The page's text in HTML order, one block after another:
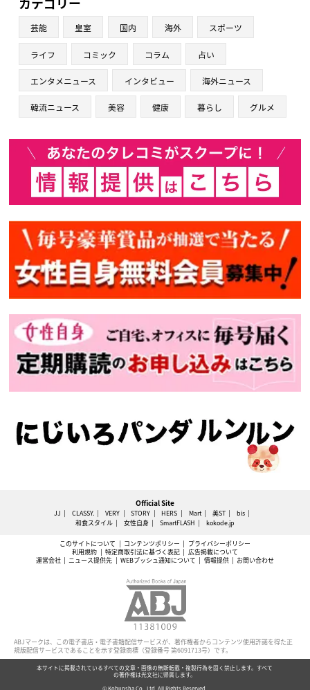
芸能 皇室 国内 海外 スポーツ
ライフ コミック コラム 占い
エンタメニュース インタビュー 海外ニュース
韓流ニュース 美容 健康 暮らし グルメ
Official Site
JJ CLASSY. VERY STORY HERS Mart 美ST
bis
和食スタイル
女性自身 SmartFLASH kokode.jp
このサイトについて コンテンツポリシー
プライバシーポリシー
利用規約
特定商取引法に基づく表記
広告掲載について
運営会社
ニュース提供先 WEBプッシュ通知について 情報提供 お問い合わせ
ABJマークは、この電子書店・電子書籍配信サービスが、著作権者からコンテンツ使用許諾を得た正
規版配信サービスであることを示す登録商標（登録番号 第6091713号）です。
本サイトに掲載されているすべての文章・画像の無断転載・複製行為を固く禁止します。すべて
の著作権は光文社に帰属します。
© Kobunsha Co., Ltd. All Rights Reserved.